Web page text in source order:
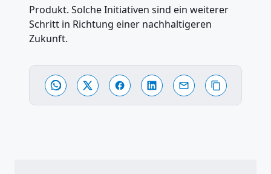
Produkt. Solche Initiativen sind ein weiterer
Schritt in Richtung einer nachhaltigeren
Zukunft.